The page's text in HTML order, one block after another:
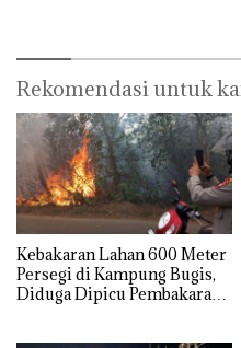
Rekomendasi untuk
Kebakaran Lahan 600 Meter
Persegi di Kampung Bugis,
Diduga Dipicu Pembakaran